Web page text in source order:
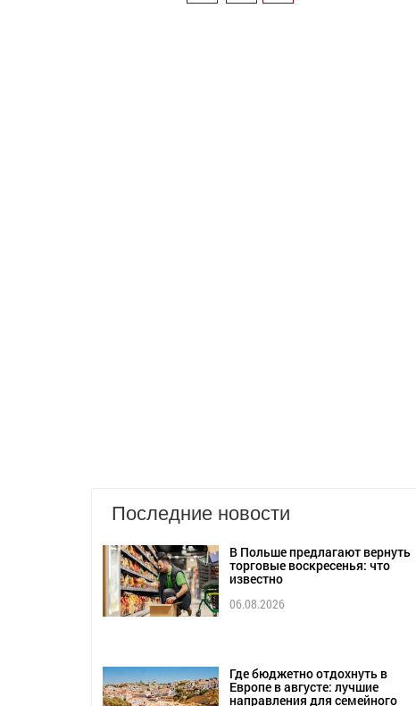
Последние новости
В Польше предлагают вернуть
торговые воскресенья: что
известно
06.08.2026
Где бюджетно отдохнуть в
Европе в августе: лучшие
направления для семейного